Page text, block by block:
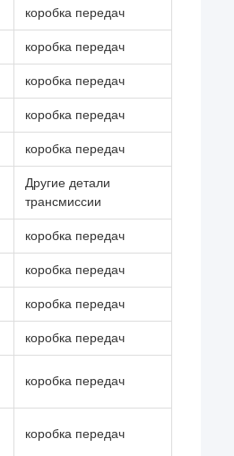
коробка передач
коробка передач
коробка передач
коробка передач
коробка передач
Другие детали
трансмиссии
коробка передач
коробка передач
коробка передач
коробка передач
коробка передач
коробка передач